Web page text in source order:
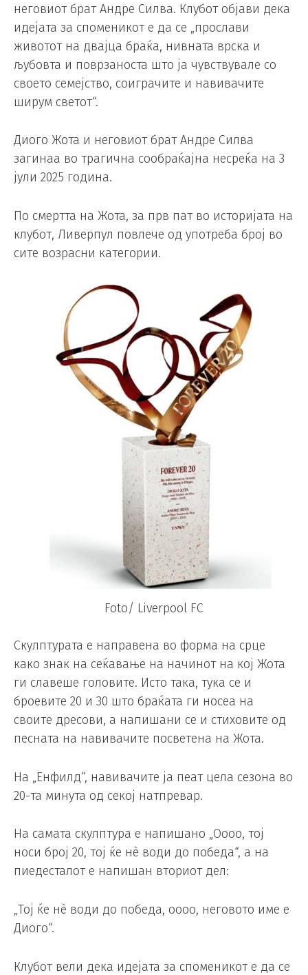
неговиот брат Андре Силва. Клубот објави дека
идејата за споменикот е да се „прослави
животот на двајца браќа, нивната врска и
љубовта и поврзаноста што ја чувствувале со
своето семејство, соиграчите и навивачите
ширум светот“.
Диого Жота и неговиот брат Андре Силва
загинаа во трагична сообраќајна несреќа на 3
јули 2025 година.
По смертта на Жота, за прв пат во историјата на
клубот, Ливерпул повлече од употреба број во
сите возрасни категории.
Foto/ Liverpool FC
Скулптурата е направена во форма на срце
како знак на сеќавање на начинот на кој Жота
ги славеше головите. Исто така, тука се и
броевите 20 и 30 што браќата ги носеа на
своите дресови, а напишани се и стиховите од
песната на навивачите посветена на Жота.
На „Енфилд“, навивачите ја пеат цела сезона во
20-та минута од секој натпревар.
На самата скулптура е напишано „Оооо, тој
носи број 20, тој ќе нè води до победа“, а на
пиедесталот е напишан вториот дел:
„Тој ќе нè води до победа, оооо, неговото име е
Диого“.
Клубот вели дека идејата за споменикот е да се